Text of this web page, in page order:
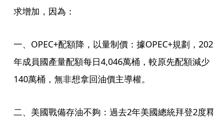
求增加，因為：
一、OPEC+配額降，以量制價：據OPEC+規劃，
年成員國產量配額每日4,046萬桶，較原先配額減少
140萬桶，無非想拿回油價主導權。
二、美國戰備存油不夠：過去2年美國總統拜登2度釋